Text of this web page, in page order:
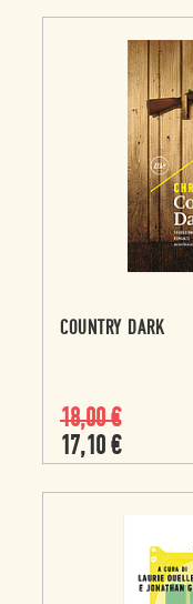
COUNTRY DARK
18,00€
17,10 €